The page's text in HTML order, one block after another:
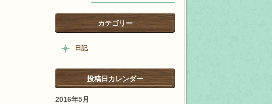
カテゴリー
日記
投稿日カレンダー
2016年5月